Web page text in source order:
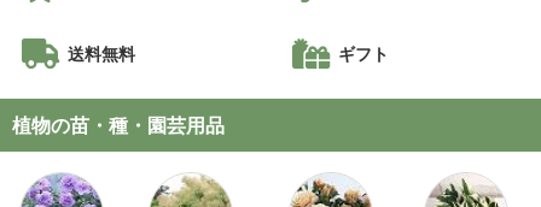
送料無料 ギフト
植物の苗・種・園芸用品